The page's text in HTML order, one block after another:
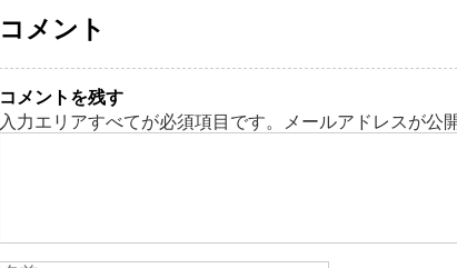
コメント
コメントを残す
入力エリアすべてが必須項目です。メールアドレスが公